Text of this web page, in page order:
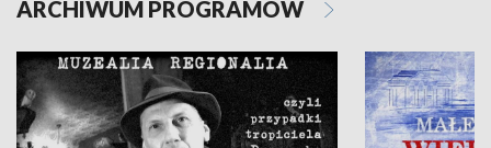
ARCHIWUM PROGRAMÓW